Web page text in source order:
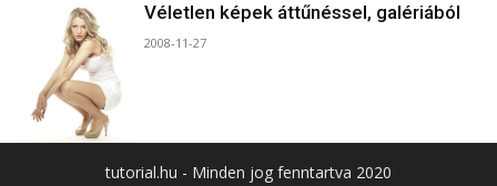
Véletlen képek áttűnéssel, galériából
2008-11-27
tutorial.hu - Minden jog fenntartva 2020